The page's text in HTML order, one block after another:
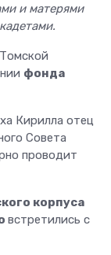
и матерями
фонда
Кирилла отец
Совета
проводит
корпуса
встретились с